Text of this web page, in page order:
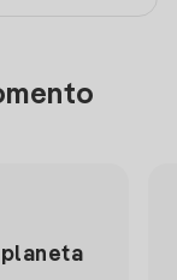
planeta